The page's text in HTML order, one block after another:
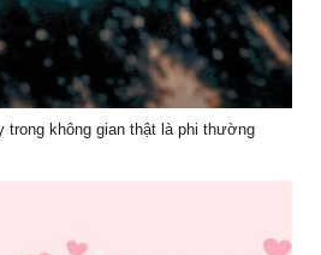
trong không gian thật là phi thường